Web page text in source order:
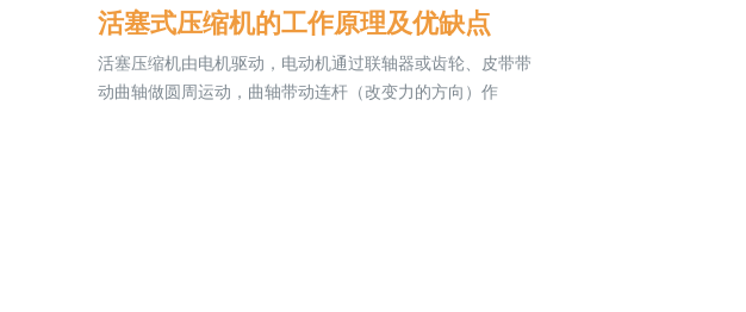
活塞式压缩机的工作原理及优缺点
活塞压缩机由电机驱动，电动机通过联轴器或齿轮、皮带带
动曲轴做圆周运动，曲轴带动连杆（改变力的方向）作